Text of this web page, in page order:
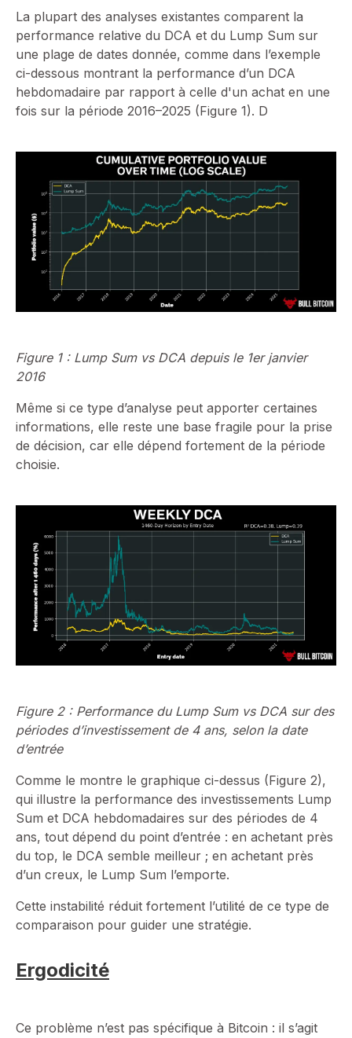
La plupart des analyses existantes comparent la
performance relative du DCA et du Lump Sum sur
une plage de dates donnée, comme dans l’exemple
ci-dessous montrant la performance d’un DCA
hebdomadaire par rapport à celle d'un achat en une
fois sur la période 2016–2025 (Figure 1). D
Figure 1 : Lump Sum vs DCA depuis le 1er janvier
2016
Même si ce type d’analyse peut apporter certaines
informations, elle reste une base fragile pour la prise
de décision, car elle dépend fortement de la période
choisie.
Figure 2 : Performance du Lump Sum vs DCA sur des
périodes d’investissement de 4 ans, selon la date
d’entrée
Comme le montre le graphique ci-dessus (Figure 2),
qui illustre la performance des investissements Lump
Sum et DCA hebdomadaires sur des périodes de 4
ans, tout dépend du point d’entrée : en achetant près
du top, le DCA semble meilleur ; en achetant près
d’un creux, le Lump Sum l’emporte.
Cette instabilité réduit fortement l’utilité de ce type de
comparaison pour guider une stratégie.
Ergodicité
Ce problème n’est pas spécifique à Bitcoin : il s’agit